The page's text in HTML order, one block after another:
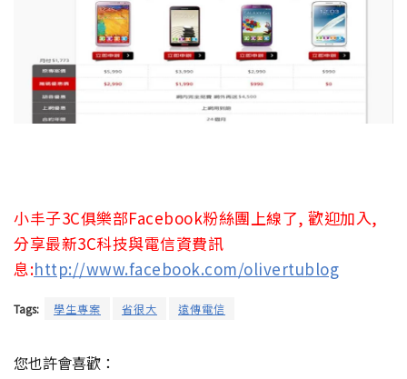
小丰子3C俱樂部Facebook粉絲團上線了, 歡迎加入,
分享最新3C科技與電信資費訊
息:http://www.facebook.com/olivertublog
Tags: 學生專案 省很大 遠傳電信
您也許會喜歡：